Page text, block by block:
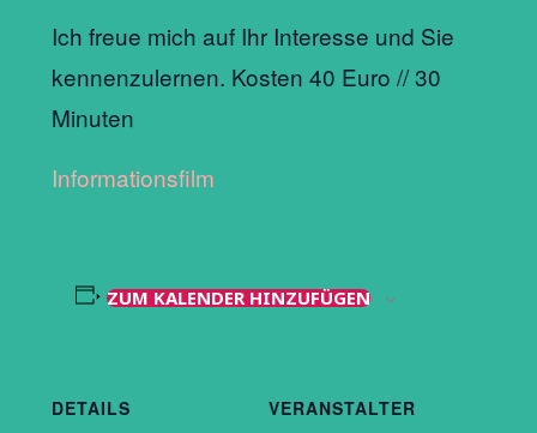
Ich freue mich auf Ihr Interesse und Sie
kennenzulernen. Kosten 40 Euro // 30
Minuten
Informationsfilm
ZUM KALENDER HINZUFÜGEN
DETAILS VERANSTALTER